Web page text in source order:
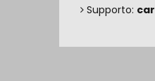
Supporto: